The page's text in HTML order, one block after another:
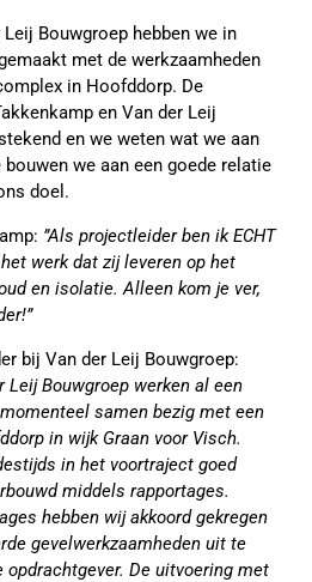
Bouwgroep hebben we in
met de werkzaamheden
in Hoofddorp. De
en Van der Leij
en we weten wat we aan
we aan een goede relatie
doel.
”Als projectleider ben ik ECHT
werk dat zij leveren op het
en isolatie. Alleen kom je ver,
bij Van der Leij Bouwgroep:
Leij Bouwgroep werken al een
samen bezig met een
in wijk Graan voor Visch.
in het voortraject goed
middels rapportages.
hebben wij akkoord gekregen
gevelwerkzaamheden uit te
opdrachtgever. De uitvoering met